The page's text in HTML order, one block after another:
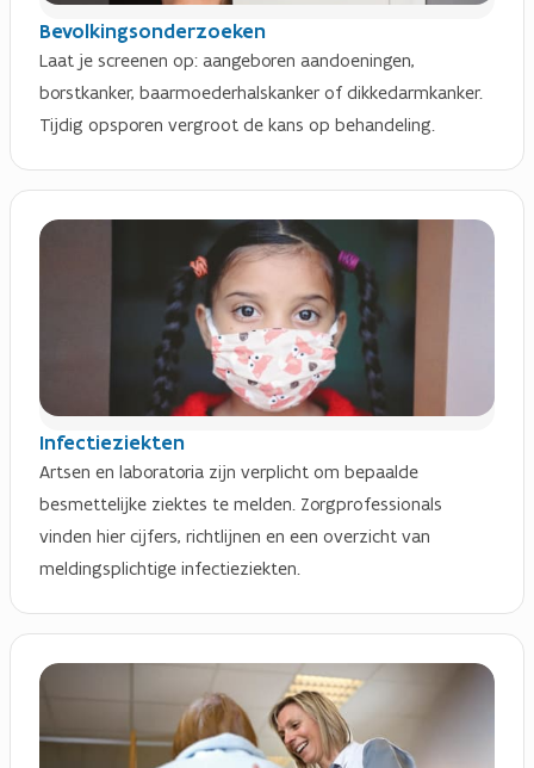
Bevolkingsonderzoeken
Laat je screenen op: aangeboren aandoeningen,
borstkanker, baarmoederhalskanker of dikkedarmkanker.
Tijdig opsporen vergroot de kans op behandeling.
Infectieziekten
Artsen en laboratoria zijn verplicht om bepaalde
besmettelijke ziektes te melden. Zorgprofessionals
vinden hier cijfers, richtlijnen en een overzicht van
meldingsplichtige infectieziekten.